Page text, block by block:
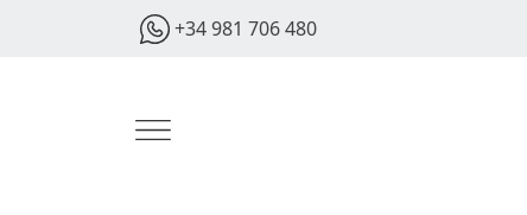
+34 981 706 480